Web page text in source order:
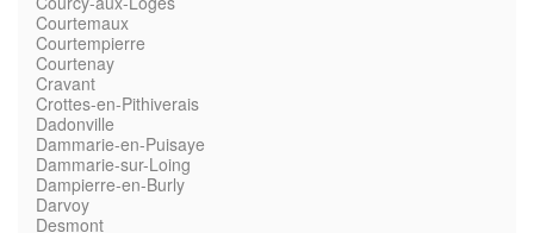
Courtemaux
Courtempierre
Courtenay
Cravant
Crottes-en-Pithiverais
Dadonville
Dammarie-en-Puisaye
Dammarie-sur-Loing
Dampierre-en-Burly
Darvoy
Desmont